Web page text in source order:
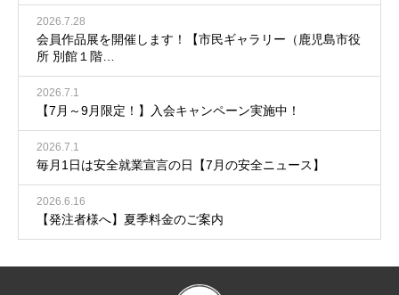
2026.7.28
会員作品展を開催します！【市民ギャラリー（鹿児島市役
所 別館１階…
2026.7.1
【7月～9月限定！】入会キャンペーン実施中！
2026.7.1
毎月1日は安全就業宣言の日【7月の安全ニュース】
2026.6.16
【発注者様へ】夏季料金のご案内